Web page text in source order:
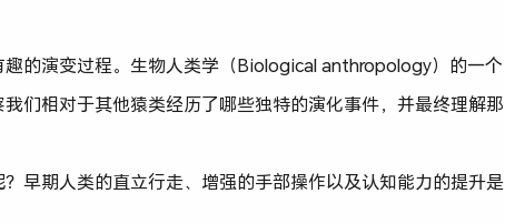
的演变过程。生物人类学（Biological anthropology）的一个
们相对于其他猿类经历了哪些独特的演化事件，并最终理解那
早期人类的直立行走、增强的手部操作以及认知能力的提升是